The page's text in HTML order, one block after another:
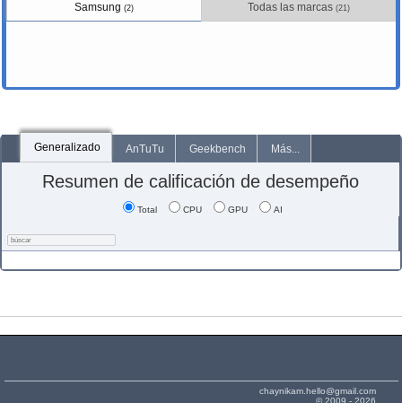
Samsung (2) Todas las marcas (21)
Generalizado AnTuTu Geekbench Más...
Resumen de calificación de desempeño
Total CPU GPU AI
chaynikam.hello@gmail.com
© 2009 - 2026